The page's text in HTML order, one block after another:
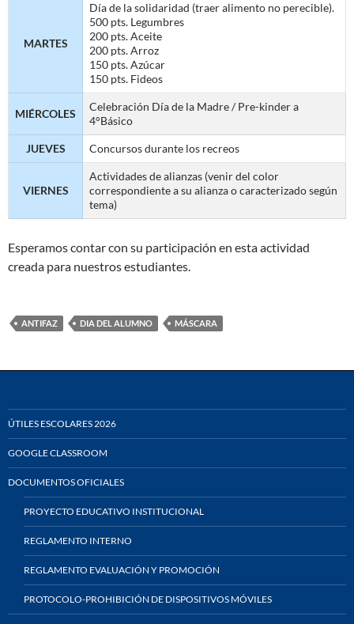
MARTES
Día de la solidaridad (traer alimento no perecible).
500 pts. Legumbres
200 pts. Aceite
200 pts. Arroz
150 pts. Azúcar
150 pts. Fideos
MIÉRCOLES
Celebración Día de la Madre / Pre-kinder a
4°Básico
JUEVES Concursos durante los recreos
VIERNES
Actividades de alianzas (venir del color
correspondiente a su alianza o caracterizado según
tema)
Esperamos contar con su participación en esta actividad
creada para nuestros estudiantes.
ANTIFAZ DIA DEL ALUMNO MÁSCARA
ÚTILES ESCOLARES 2026
GOOGLE CLASSROOM
DOCUMENTOS OFICIALES
PROYECTO EDUCATIVO INSTITUCIONAL
REGLAMENTO INTERNO
REGLAMENTO EVALUACIÓN Y PROMOCIÓN
PROTOCOLO-PROHIBICIÓN DE DISPOSITIVOS MÓVILES